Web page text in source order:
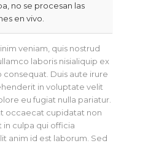
no se procesan las
en vivo.
veniam, quis nostrud
laboris nisialiquip ex
Duis aute irure
in voluptate velit
eu fugiat nulla pariatur.
occaecat cupidatat non
in culpa qui officia
anim id est laborum. Sed